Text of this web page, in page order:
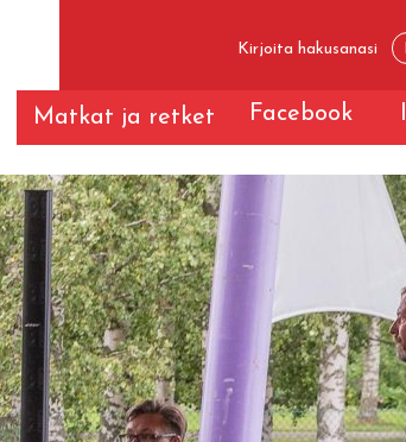
Matkat ja retket Facebook